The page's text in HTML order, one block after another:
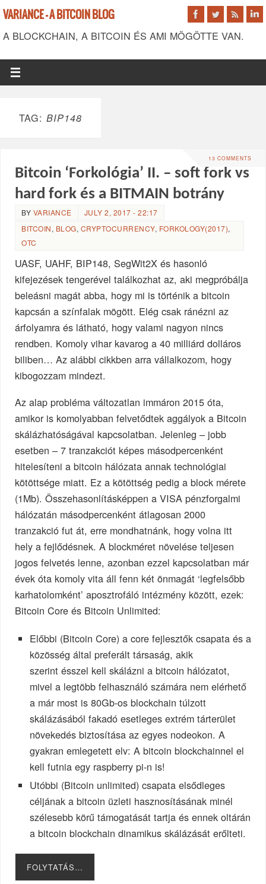
VARIANCE - A BITCOIN BLOG
A BLOCKCHAIN, A BITCOIN ÉS AMI MÖGÖTTE VAN.
TAG: BIP148
13 COMMENTS
Bitcoin ‘Forkológia’ II. – soft fork vs
hard fork és a BITMAIN botrány
BY VARIANCE
JULY 2, 2017 - 22:17
BITCOIN, BLOG, CRYPTOCURRENCY, FORKOLOGY(2017),
OTC
UASF, UAHF, BIP148, SegWit2X és hasonló
kifejezések tengerével találkozhat az, aki megpróbálja
beleásni magát abba, hogy mi is történik a bitcoin
kapcsán a színfalak mögött. Elég csak ránézni az
árfolyamra és látható, hogy valami nagyon nincs
rendben. Komoly vihar kavarog a 40 milliárd dolláros
biliben… Az alábbi cikkben arra vállalkozom, hogy
kibogozzam mindezt.
Az alap probléma változatlan immáron 2015 óta,
amikor is komolyabban felvetődtek aggályok a Bitcoin
skálázhatóságával kapcsolatban. Jelenleg – jobb
esetben – 7 tranzakciót képes másodpercenként
hitelesíteni a bitcoin hálózata annak technológiai
kötöttsége miatt. Ez a kötöttség pedig a block mérete
(1Mb). Összehasonlításképpen a VISA pénzforgalmi
hálózatán másodpercenként átlagosan 2000
tranzakció fut át, erre mondhatnánk, hogy volna itt
hely a fejlődésnek. A blockméret növelése teljesen
jogos felvetés lenne, azonban ezzel kapcsolatban már
évek óta komoly vita áll fenn két önmagát ‘legfelsőbb
karhatolomként’ aposztrofáló intézmény között, ezek:
Bitcoin Core és Bitcoin Unlimited:
Előbbi (Bitcoin Core) a core fejlesztők csapata és a
közösség által preferált társaság, akik
szerint ésszel kell skálázni a bitcoin hálózatot,
mivel a legtöbb felhasználó számára nem elérhető
a már most is 80Gb-os blockchain túlzott
skálázásából fakadó esetleges extrém tárterület
növekedés biztosítása az egyes nodeokon. A
gyakran emlegetett elv: A bitcoin blockchainnel el
kell futnia egy raspberry pi-n is!
Utóbbi (Bitcoin unlimited) csapata elsődleges
céljának a bitcoin üzleti hasznosításának minél
szélesebb körű támogatását tartja és ennek oltárán
a bitcoin blockchain dinamikus skálázását erőlteti.
FOLYTATÁS…